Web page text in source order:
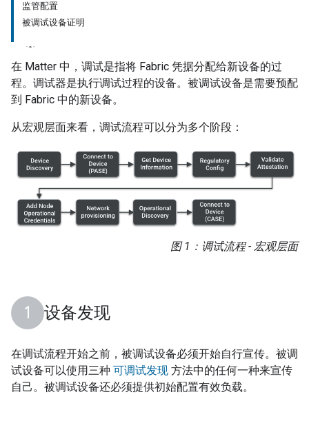
监管配置
被调试设备证明
在 Matter 中，调试是指将 Fabric 凭据分配给新设备的过
程。调试器是执行调试过程的设备。被调试设备是需要预配
到 Fabric 中的新设备。
从宏观层面来看，调试流程可以分为多个阶段：
图 1：调试流程 - 宏观层面
设备发现
在调试流程开始之前，被调试设备必须开始自行宣传。被调
试设备可以使用三种 可调试发现 方法中的任何一种来宣传
自己。被调试设备还必须提供初始配置有效负载。